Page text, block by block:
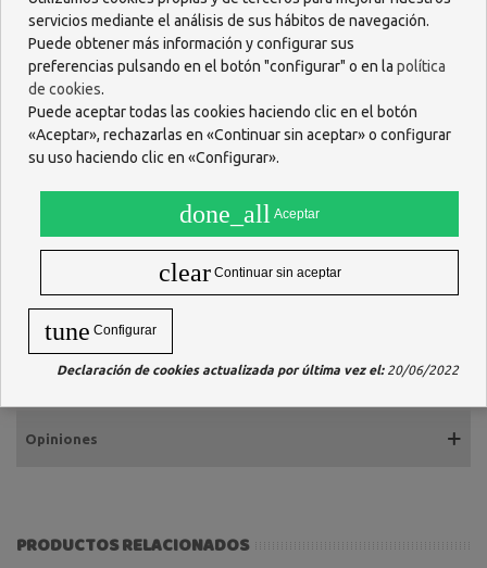
O escríbenos por WhastApp
618 085 736
Proporcionan un corte limpio y preciso.Acero forjado y templado.
Centrado y verificado de las hojas.
Ten en cuenta la forma natural de tus uñas y córtalas sin apurar los
lados.
Medidas: 9 cm
Opiniones
PRODUCTOS RELACIONADOS
servicios mediante el análisis de sus hábitos de navegación.
Puede obtener más información y configurar sus
preferencias pulsando en el botón "configurar" o en la política
de cookies.
Puede aceptar todas las cookies haciendo clic en el botón
«Aceptar», rechazarlas en «Continuar sin aceptar» o configurar
su uso haciendo clic en «Configurar».
done_all Aceptar
clear Continuar sin aceptar
tune Configurar
Declaración de cookies actualizada por última vez el:20/06/2022